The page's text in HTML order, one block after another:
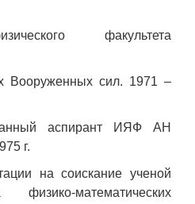
факультета
Вооруженных сил. 1971 –
аспирант ИЯФ АН
г.
на соискание ученой
математических